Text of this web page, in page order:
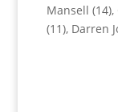
Mansell
(11), Darren